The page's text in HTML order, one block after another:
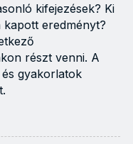
kifejezések? Ki
eredményt?
részt venni. A
gyakorlatok